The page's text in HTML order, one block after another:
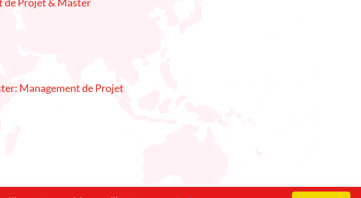
Management de Projet